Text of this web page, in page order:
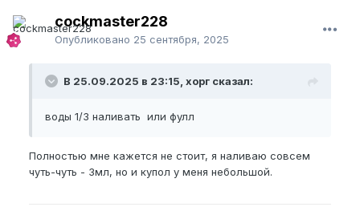
cockmaster228
Опубликовано 25 сентября, 2025
В 25.09.2025 в 23:15, хорг сказал:
воды 1/3 наливать или фулл
Полностью мне кажется не стоит, я наливаю совсем
чуть-чуть - 3мл, но и купол у меня небольшой.